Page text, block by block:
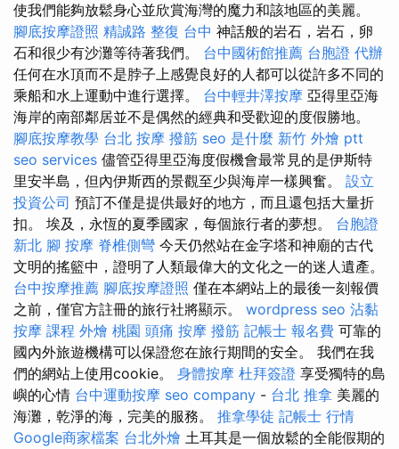
使我們能夠放鬆身心並欣賞海灣的魔力和該地區的美麗。
腳底按摩證照 精誠路 整復 台中 神話般的岩石，岩石，卵
石和很少有沙灘等待著我們。 台中國術館推薦 台胞證 代辦
任何在水頂而不是脖子上感覺良好的人都可以從許多不同的
乘船和水上運動中進行選擇。 台中輕井澤按摩 亞得里亞海
海岸的南部鄰居並不是偶然的經典和受歡迎的度假勝地。
腳底按摩教學 台北 按摩 撥筋 seo 是什麼 新竹 外燴 ptt
seo services 儘管亞得里亞海度假機會最常見的是伊斯特
里安半島，但內伊斯西的景觀至少與海岸一樣興奮。 設立
投資公司 預訂不僅是提供最好的地方，而且還包括大量折
扣。 埃及，永恆的夏季國家，每個旅行者的夢想。 台胞證
新北 腳 按摩 脊椎側彎 今天仍然站在金字塔和神廟的古代
文明的搖籃中，證明了人類最偉大的文化之一的迷人遺產。
台中按摩推薦 腳底按摩證照 僅在本網站上的最後一刻報價
之前，僅官方註冊的旅行社將顯示。 wordpress seo 沾黏
按摩 課程 外燴 桃園 頭痛 按摩 撥筋 記帳士 報名費 可靠的
國內外旅遊機構可以保證您在旅行期間的安全。 我們在我
們的網站上使用cookie。 身體按摩 杜拜簽證 享受獨特的島
嶼的心情 台中運動按摩 seo company - 台北 推拿 美麗的
海灘，乾淨的海，完美的服務。 推拿學徒 記帳士 行情
Google商家檔案 台北外燴 土耳其是一個放鬆的全能假期的